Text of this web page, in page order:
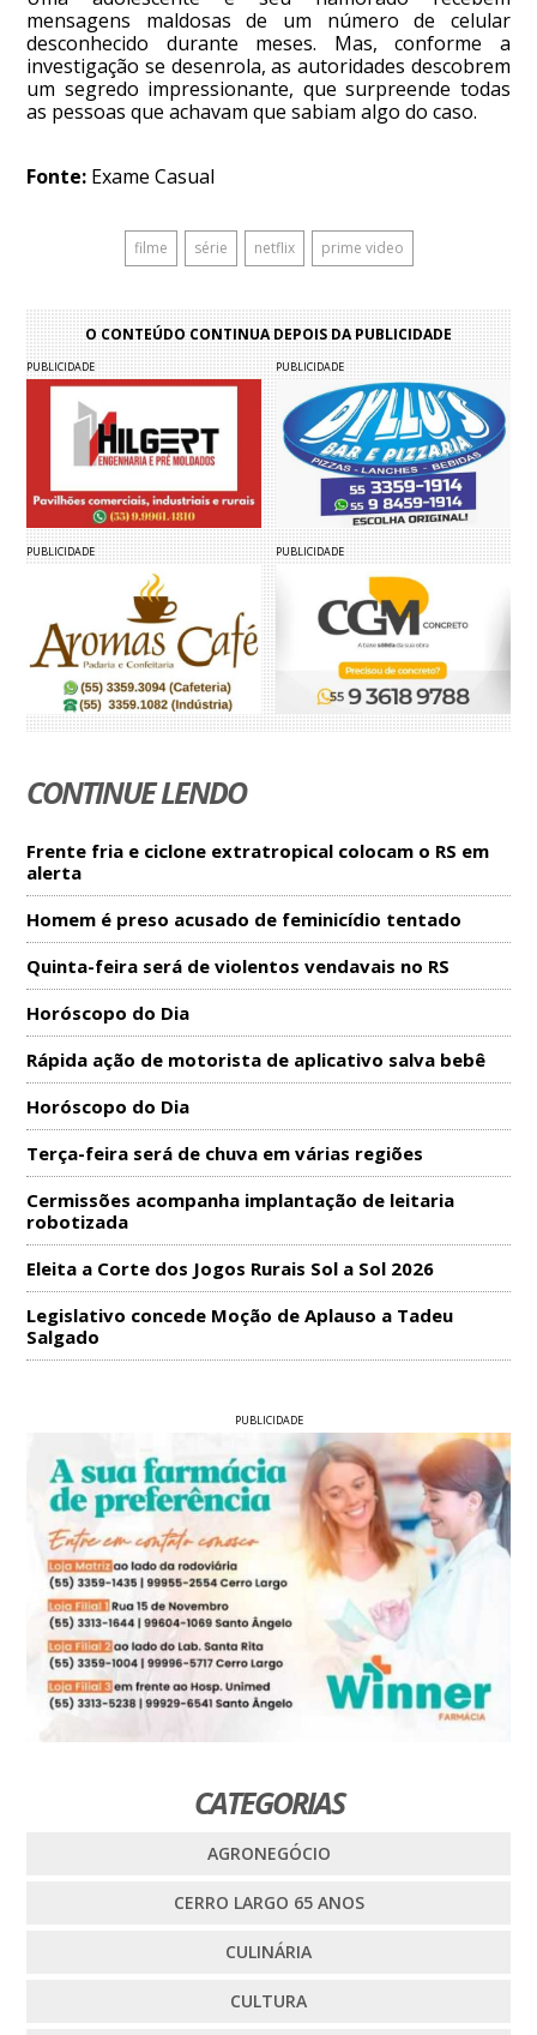
mensagens maldosas de um número de celular
desconhecido durante meses. Mas, conforme a
investigação se desenrola, as autoridades descobrem
um segredo impressionante, que surpreende todas
as pessoas que achavam que sabiam algo do caso.
Fonte: Exame Casual
filme série netflix prime video
O CONTEÚDO CONTINUA DEPOIS DA PUBLICIDADE
PUBLICIDADE PUBLICIDADE
PUBLICIDADE PUBLICIDADE
CONTINUE LENDO
Frente fria e ciclone extratropical colocam o RS em
alerta
Homem é preso acusado de feminicídio tentado
Quinta-feira será de violentos vendavais no RS
Horóscopo do Dia
Rápida ação de motorista de aplicativo salva bebê
Horóscopo do Dia
Terça-feira será de chuva em várias regiões
Cermissões acompanha implantação de leitaria
robotizada
Eleita a Corte dos Jogos Rurais Sol a Sol 2026
Legislativo concede Moção de Aplauso a Tadeu
Salgado
PUBLICIDADE
CATEGORIAS
AGRONEGÓCIO
CERRO LARGO 65 ANOS
CULINÁRIA
CULTURA